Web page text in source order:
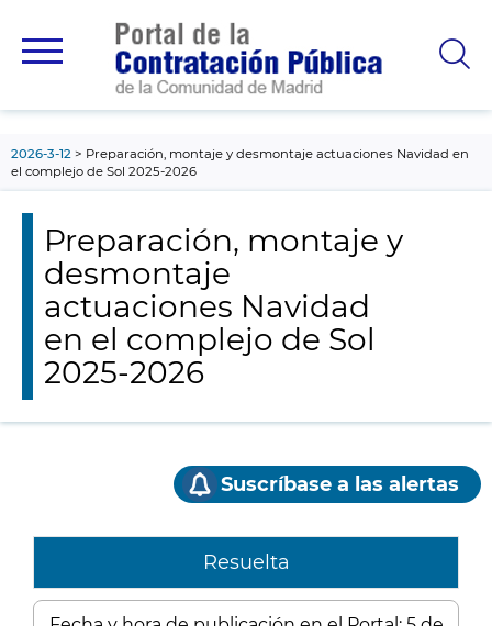
principal
2026-3-12
Preparación, montaje y desmontaje actuaciones Navidad en
el complejo de Sol 2025-2026
Preparación, montaje y
desmontaje
actuaciones Navidad
en el complejo de Sol
2025-2026
Suscríbase a las alertas
Resuelta